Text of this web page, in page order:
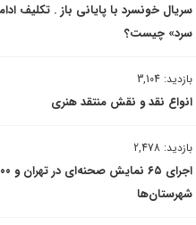
سریال خونسرد با پایانی باز . تکلیف
سرد» چیست؟
بازدید: 3,104
انواع نقد و نقش منتقد هنری
بازدید: 2,478
شهرستان‌ها